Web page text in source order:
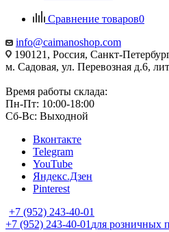
Сравнение товаров0
info@caimanoshop.com
190121, Россия, Санкт-
м. Садовая, ул. Перевозная д.6,
Время работы склада:
Пн-Пт: 10:00-18:00
Сб-Вс: Выходной
Вконтакте
Telegram
YouTube
Яндекс.Дзен
Pinterest
+7 (952) 243-40-01
+7 (952) 243-40-01 для розничных